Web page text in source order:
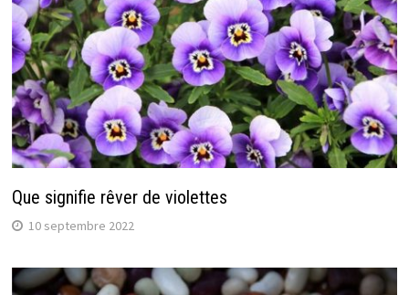
Que signifie rêver de violettes
10 septembre 2022